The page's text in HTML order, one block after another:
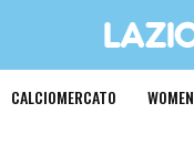
CALCIOMERCATO WOMEN